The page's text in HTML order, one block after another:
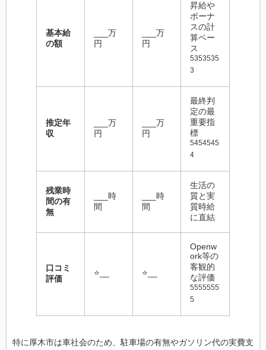
基本給
の額
___万
円
___万
円
昇給や
ボーナ
スの計
算ベー
ス
5353535
3
推定年
収
___万
円
___万
円
最終判
定の最
重要指
標
5454545
4
残業時
間の有
無
___時
間
___時
間
生活の
質と実
質時給
に直結
口コミ
評価
⭐__ ⭐__
Openw
ork等の
客観的
な評価
5555555
5
特に厚木市は車社会のため、駐車場の有無やガソリン代の実費支